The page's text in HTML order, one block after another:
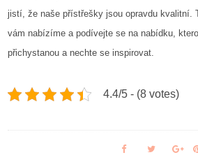
jistí, že naše přístřešky jsou opravdu kvalitní.
vám nabízíme a podívejte se na nabídku,
přichystanou a nechte se inspirovat.
4.4/5 - (8 votes)